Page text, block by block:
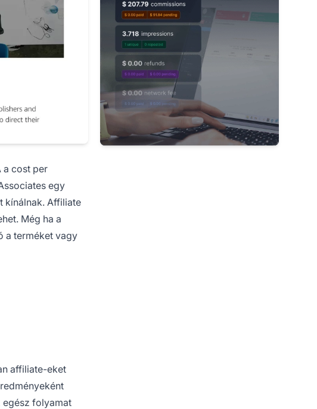
a cost per
egy
kínálnak. Affiliate
Még ha a
a terméket vagy
affiliate-eket
egész folyamat